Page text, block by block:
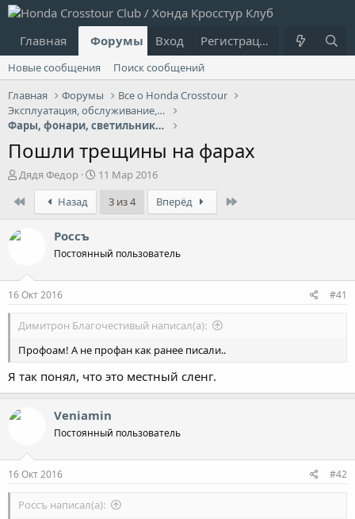
Главная Форумы Что нового?
Вход Регистрация
Новые сообщения
Поиск сообщений
Главная
Форумы
Все о Honda Crosstour
Эксплуатация, обслуживание, ремонт
Фары, фонари, светильники, лампочки
Пошли трещины на фарах
А
т
р
т
ы
Дядя Федор
Д
а
ч
11 Мар 2016
Назад 3 из 4 Вперёд
Россъ
Постоянный пользователь
16 Окт 2016 #41
Димитрон Благочестивый написал(а):
Профоам! А не профан как ранее писали..
Я так понял, что это местный сленг.
Veniamin
Постоянный пользователь
16 Окт 2016 #42
Россъ написал(а):